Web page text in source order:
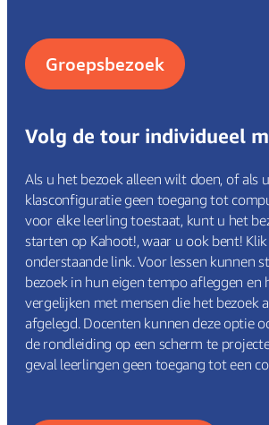
Groepsbezoek
Volg de tour individueel
Als u het bezoek alleen wilt doen, of als
klasconfiguratie geen toegang tot
voor elke leerling toestaat, kunt u het
starten op Kahoot!, waar u ook bent!
onderstaande link. Voor lessen kunnen
bezoek in hun eigen tempo afleggen en
vergelijken met mensen die het bezoek
afgelegd. Docenten kunnen deze optie
de rondleiding op een scherm te
geval leerlingen geen toegang tot een